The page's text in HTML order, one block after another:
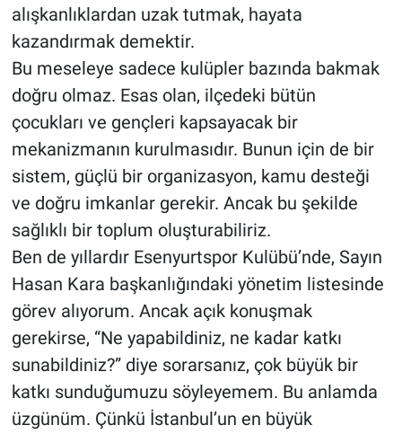
alışkanlıklardan uzak tutmak, hayata
kazandırmak demektir.
Bu meseleye sadece kulüpler bazında bakmak
doğru olmaz. Esas olan, ilçedeki bütün
çocukları ve gençleri kapsayacak bir
mekanizmanın kurulmasıdır. Bunun için de bir
sistem, güçlü bir organizasyon, kamu desteği
ve doğru imkanlar gerekir. Ancak bu şekilde
sağlıklı bir toplum oluşturabiliriz.
Ben de yıllardır Esenyurtspor Kulübü’nde, Sayın
Hasan Kara başkanlığındaki yönetim listesinde
görev alıyorum. Ancak açık konuşmak
gerekirse, “Ne yapabildiniz, ne kadar katkı
sunabildiniz?” diye sorarsanız, çok büyük bir
katkı sunduğumuzu söyleyemem. Bu anlamda
üzgünüm. Çünkü İstanbul’un en büyük